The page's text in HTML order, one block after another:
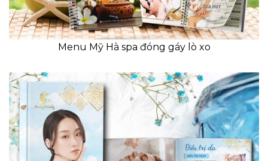
Menu Mỹ Hà spa đóng gáy lò xo